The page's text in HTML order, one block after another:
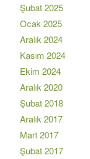
Şubat 2025
Ocak 2025
Aralık 2024
Kasım 2024
Ekim 2024
Aralık 2020
Şubat 2018
Aralık 2017
Mart 2017
Şubat 2017